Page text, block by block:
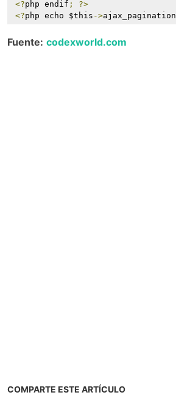
<?php endif ;
?>
<?php echo $this ->ajax_pagination
Fuente: codexworld.com
COMPARTE ESTE ARTÍCULO